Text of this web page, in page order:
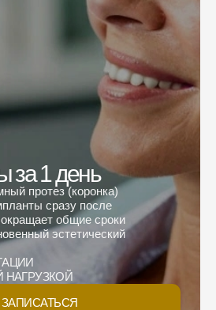
за 1 день
протез (коронка)
сразу после
общие сроки
эстетический
ЗАПИСАТЬСЯ